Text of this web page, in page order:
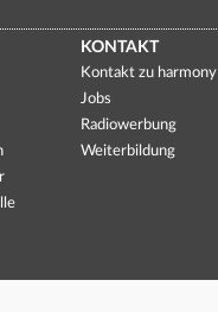
KONTAKT
Kontakt zu harmony
Jobs
Radiowerbung
Weiterbildung